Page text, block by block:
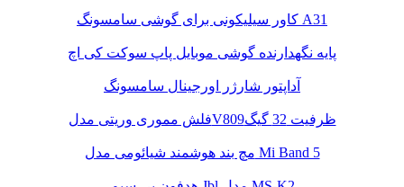
کاور سیلیکونی برای گوشی سامسونگ A31
پایه نگهدارنده گوشی موبایل پاپ سوکت کی اچ
آداپتور شارژر اورجینال سامسونگ
فلش مموری وریتی مدلV809ظرفیت 32 گیگ
مچ بند هوشمند شیائومی مدل Mi Band 5